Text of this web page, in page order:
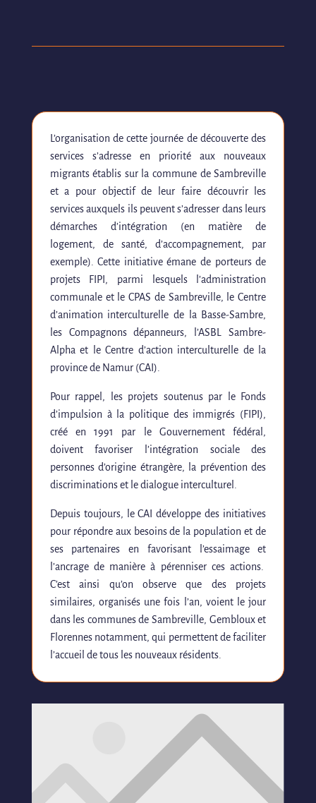
L’organisation de cette journée de découverte des
services s’adresse en priorité aux nouveaux
migrants établis sur la commune de Sambreville
et a pour objectif de leur faire découvrir les
services auxquels ils peuvent s’adresser dans leurs
démarches d’intégration (en matière de
logement, de santé, d’accompagnement, par
exemple) . Cette initiative émane de porteurs de
projets FIPI, parmi lesquels l’administration
communale et le CPAS de Sambreville, le Centre
d’animation interculturelle de la Basse-Sambre,
les Compagnons dépanneurs, l’ASBL Sambre-
Alpha et le Centre d’action interculturelle de la
province de Namur (CAI).
Pour rappel, les projets soutenus par le Fonds
d’impulsion à la politique des immigrés (FIPI),
créé en 1991 par le Gouvernement fédéral,
doivent favoriser l’intégration sociale des
personnes d’origine étrangère, la prévention des
discriminations et le dialogue interculturel.
Depuis toujours, le CAI développe des initiatives
pour répondre aux besoins de la population et de
ses partenaires en favorisant l’essaimage et
l’ancrage de manière à pérenniser ces actions.
C’est ainsi qu’on observe que des projets
similaires, organisés une fois l’an, voient le jour
dans les communes de Sambreville, Gembloux et
Florennes notamment, qui permettent de faciliter
l’accueil de tous les nouveaux résidents.